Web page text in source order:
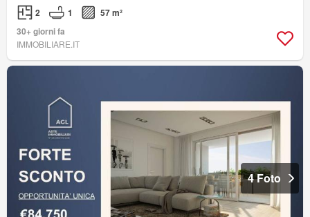
2 1
57 m²
30+ giorni fa
IMMOBILIARE.IT
4 Foto